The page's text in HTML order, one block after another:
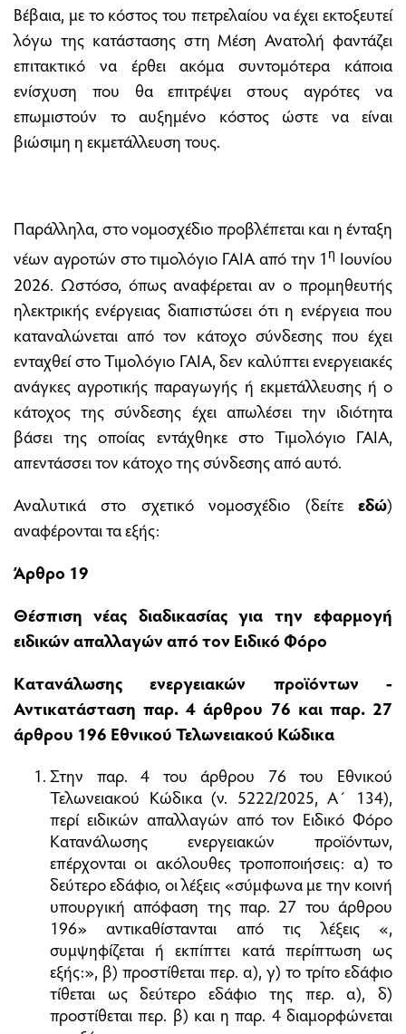
Βέβαια, με το κόστος του πετρελαίου να έχει εκτοξευτεί
λόγω της κατάστασης στη Μέση Ανατολή φαντάζει
επιτακτικό να έρθει ακόμα συντομότερα κάποια
ενίσχυση που θα επιτρέψει στους αγρότες να
επωμιστούν το αυξημένο κόστος ώστε να είναι
βιώσιμη η εκμετάλλευση τους.
Παράλληλα, στο νομοσχέδιο προβλέπεται και η ένταξη
νέων αγροτών στο τιμολόγιο ΓΑΙΑ από την 1η Ιουνίου
2026. Ωστόσο, όπως αναφέρεται αν ο προμηθευτής
ηλεκτρικής ενέργειας διαπιστώσει ότι η ενέργεια που
καταναλώνεται από τον κάτοχο σύνδεσης που έχει
ενταχθεί στο Τιμολόγιο ΓΑΙΑ, δεν καλύπτει ενεργειακές
ανάγκες αγροτικής παραγωγής ή εκμετάλλευσης ή ο
κάτοχος της σύνδεσης έχει απωλέσει την ιδιότητα
βάσει της οποίας εντάχθηκε στο Τιμολόγιο ΓΑΙΑ,
απεντάσσει τον κάτοχο της σύνδεσης από αυτό.
Αναλυτικά στο σχετικό νομοσχέδιο (δείτε εδώ)
αναφέρονται τα εξής:
Άρθρο 19
Θέσπιση νέας διαδικασίας για την εφαρμογή
ειδικών απαλλαγών από τον Ειδικό Φόρο
Κατανάλωσης ενεργειακών προϊόντων -
Αντικατάσταση παρ. 4 άρθρου 76 και παρ. 27
άρθρου 196 Εθνικού Τελωνειακού Κώδικα
Στην παρ. 4 του άρθρου 76 του Εθνικού
Τελωνειακού Κώδικα (ν. 5222/2025, Α΄ 134),
περί ειδικών απαλλαγών από τον Ειδικό Φόρο
Κατανάλωσης ενεργειακών προϊόντων,
επέρχονται οι ακόλουθες τροποποιήσεις: α) το
δεύτερο εδάφιο, οι λέξεις «σύμφωνα με την κοινή
υπουργική απόφαση της παρ. 27 του άρθρου
196» αντικαθίστανται από τις λέξεις «,
συμψηφίζεται ή εκπίπτει κατά περίπτωση ως
εξής:», β) προστίθεται περ. α), γ) το τρίτο εδάφιο
τίθεται ως δεύτερο εδάφιο της περ. α), δ)
προστίθεται περ. β) και η παρ. 4 διαμορφώνεται